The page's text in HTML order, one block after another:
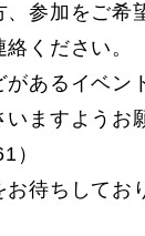
、参加をご希
ください。
があるイベン
ますようお
）
待ちしてお